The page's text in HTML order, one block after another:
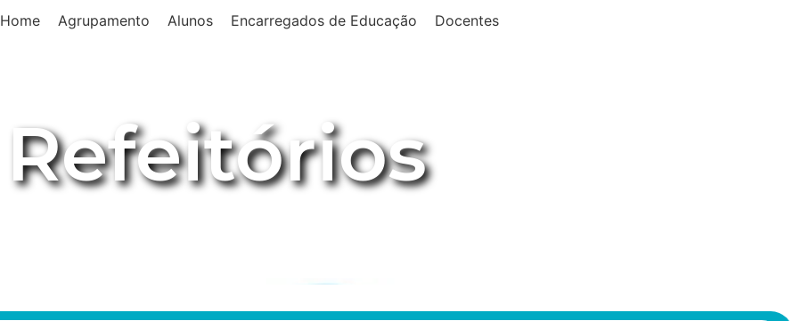
Home Agrupamento Alunos Encarregados de Educação Docentes
Refeitórios